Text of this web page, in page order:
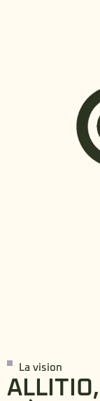
La vision